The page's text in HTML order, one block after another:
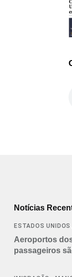
Notícias
ESTADOS UNIDOS
Aeroportos
passageiros